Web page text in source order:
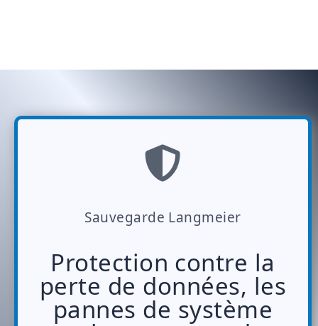
Sauvegarde Langmeier
Protection contre la
perte de données, les
pannes de système